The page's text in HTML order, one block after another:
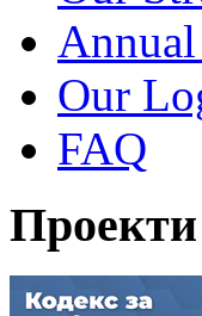
Our
FAQ
Проекти